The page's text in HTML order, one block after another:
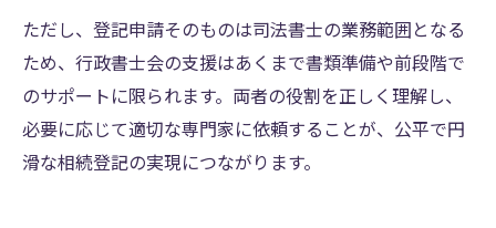
ただし、登記申請そのものは司法書士の業務範囲となる
ため、行政書士会の支援はあくまで書類準備や前段階で
のサポートに限られます。両者の役割を正しく理解し、
必要に応じて適切な専門家に依頼することが、公平で円
滑な相続登記の実現につながります。